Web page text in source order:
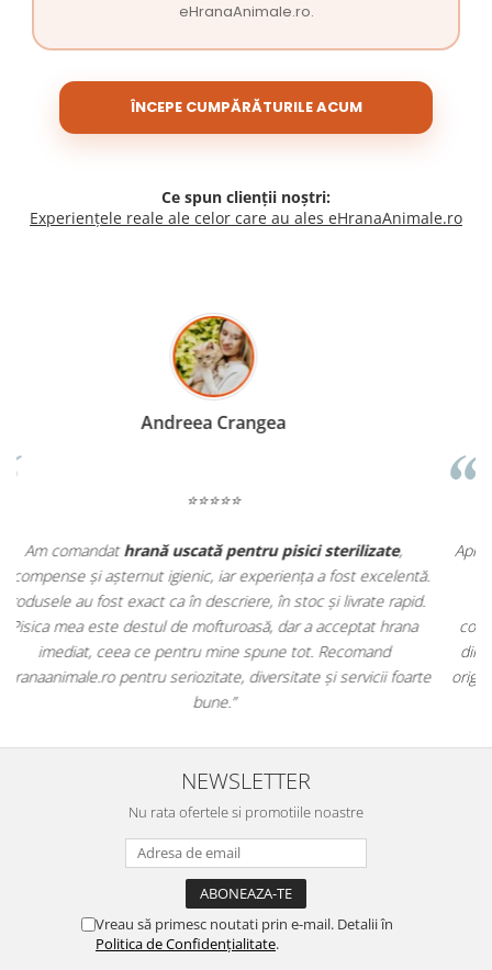
eHranaAnimale.ro.
ÎNCEPE CUMPĂRĂTURILE ACUM
Ce spun clienții noștri:
Experiențele reale ale celor care au ales eHranaAnimale.ro
Madalina Stancea
⭐⭐⭐⭐⭐
Apreciez foarte mult faptul că peehranaanimale.rogăsesc nu
doar hrană, ci și produse dinfarmacia veterinară:
antiparazitare, suplimente și soluții de îngrijire. Este foarte
comod să pot comanda tot ce am nevoie pentru animalul meu
dintr-un singur loc. Livrarea a fost rapidă, iar produsele au fost
originale și în termen. Magazin serios, bine organizat și foarte util
pentru orice stăpân de animale.
NEWSLETTER
Nu rata ofertele si promotiile noastre
Vreau să primesc noutati prin e-mail. Detalii în
Politica de Confidențialitate.